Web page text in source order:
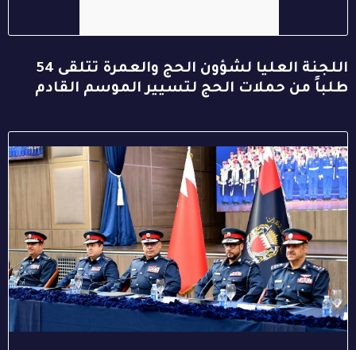
اللجنة العليا لشؤون الحج والعمرة تتلقى 54
طلباً من حملات الحج لتسيير الموسم القادم